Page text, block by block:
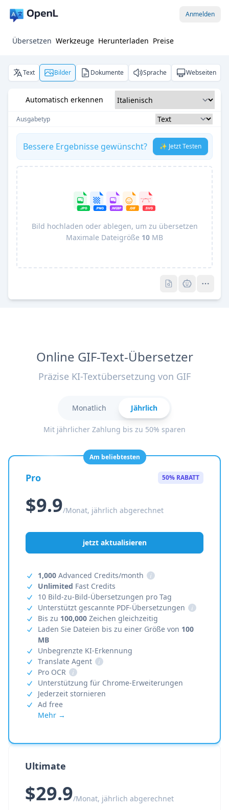
Anmelden
Übersetzen Werkzeuge Herunterladen Preise
Text Bilder Dokumente Sprache Webseiten
Automatisch erkennen
Ausgabetyp
Bessere Ergebnisse gewünscht? ✨ Jetzt Testen
Bild hochladen oder ablegen, um zu übersetzen
Maximale Dateigröße 10 MB
Online GIF-Text-Übersetzer
Präzise KI-Textübersetzung von GIF
Monatlich Jährlich
Mit jährlicher Zahlung bis zu 50% sparen
Am beliebtesten
Pro 50% RABATT
$9.9/Monat, jährlich abgerechnet
jetzt aktualisieren
1,000 Advanced Credits/month
i
Unlimited Fast Credits
10 Bild-zu-Bild-Übersetzungen pro Tag
Unterstützt gescannte PDF-Übersetzungen
i
Bis zu 100,000 Zeichen gleichzeitig
Laden Sie Dateien bis zu einer Größe von 100
MB
Unbegrenzte KI-Erkennung
Translate Agent
i
Pro OCR
i
Unterstützung für Chrome-Erweiterungen
Jederzeit stornieren
Ad free
Mehr →
Ultimate
$29.9/Monat, jährlich abgerechnet